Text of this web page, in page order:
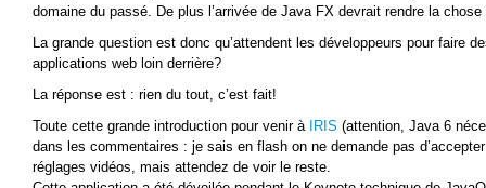
domaine du passé. De plus l’arrivée de Java FX devrait rendre la
La grande question est donc qu’attendent les développeurs pour faire
applications web loin derrière?
La réponse est : rien du tout, c’est fait!
Toute cette grande introduction pour venir à IRIS (attention, Java 6
dans les commentaires : je sais en flash on ne demande pas
réglages vidéos, mais attendez de voir le reste.